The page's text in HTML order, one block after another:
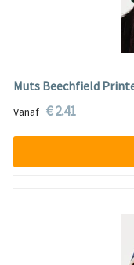
Muts Beechfield
Vanaf € 2.41